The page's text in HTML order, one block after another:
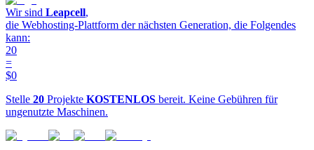
Wir sind Leapcell,
die Webhosting-Plattform der nächsten Generation, die Folgendes
kann:
20
=
$0
Stelle 20 Projekte KOSTENLOS bereit. Keine Gebühren für
ungenutzte Maschinen.